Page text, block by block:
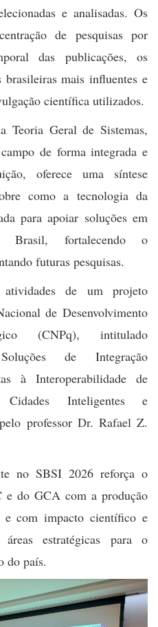
e analisadas. Os
de pesquisas por
das publicações, os
brasileiras mais influentes e
científica utilizados.
Teoria Geral de Sistemas,
de forma integrada e
oferece uma síntese
como a tecnologia da
para apoiar soluções em
Brasil, fortalecendo o
futuras pesquisas.
de um projeto
de Desenvolvimento
(CNPq), intitulado
de Integração
à Interoperabilidade de
Inteligentes e
professor Dr. Rafael Z.
no SBSI 2026 reforça o
e do GCA com a produção
e com impacto científico e
estratégicas para o
do país.